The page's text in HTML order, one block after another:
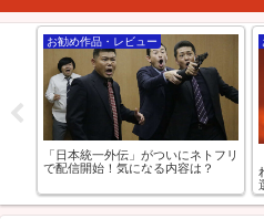
お勧め作品・レビュー
「日本統一外伝」がついにネトフリ
で配信開始！気になる内容は？